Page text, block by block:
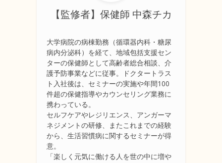
【監修者】保健師 中森チカ
大学病院の病棟勤務（循環器内科・糖尿
病内分泌科）を経て、地域包括支援セン
ターの保健師として高齢者総合相談、介
護予防事業などに従事。ドクタートラス
ト入社後は、セミナーの実施や年間100
件超の保健指導やカウンセリング業務に
携わっている。
セルフケアやレジリエンス、アンガーマ
ネジメントの研修、またこれまでの経験
から、生活習慣病に関するセミナーが得
意。
「楽しく元気に働ける人を世の中に増や